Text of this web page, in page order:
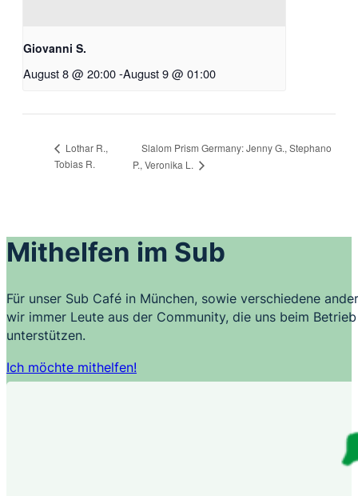
Giovanni S.
August 8 @ 20:00-August 9 @ 01:00
Lothar R.,
Tobias R.
Slalom Prism Germany: Jenny G., Stephano
P., Veronika L.
Mithelfen im Sub
Für unser Sub Café in München, sowie verschiedene
wir immer Leute aus der Community, die uns beim
unterstützen.
Ich möchte mithelfen!